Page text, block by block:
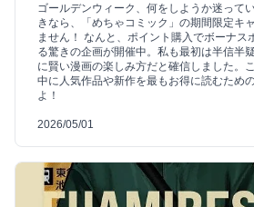
ゴールデンウィーク、何をしようか迷って
きなら、「めちゃコミック」の期間限定キ
ません！ なんと、ポイント購入でボーナス
る驚きの企画が開催中。私も最初は半信半
に賢い漫画の楽しみ方だと確信しました。
中に人気作品や新作を最もお得に読むため
よ！
2026/05/01